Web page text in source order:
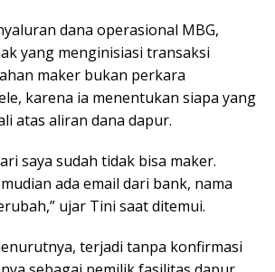
dana operasional MBG,
yang menginisiasi transaksi
maker bukan perkara
karena ia menentukan siapa yang
atas aliran dana dapur.
saya sudah tidak bisa maker.
ada email dari bank, nama
ujar Tini saat ditemui.
terjadi tanpa konfirmasi